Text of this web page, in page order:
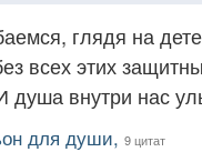
глядя на
всех этих
душа внутри нас
для души, 9 цитат